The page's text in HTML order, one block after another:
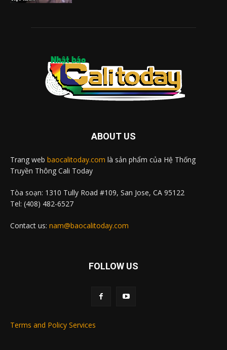
ABOUT US
Trang web baocalitoday.com là sản phẩm của Hệ Thống
Truyền Thông Cali Today
Tòa soạn: 1310 Tully Road #109, San Jose, CA 95122
Tel: (408) 482-6527
Contact us: nam@baocalitoday.com
FOLLOW US
Terms and Policy Services